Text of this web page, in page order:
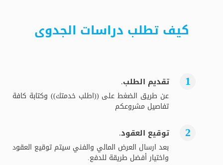
كيف تطلب دراسات الجدوى
تقديم الطلب.
عن طريق الضغط على ((اطلب خدمتك)) وكتابة كافة
تفاصيل مشروعكم
توقيع العقود.
بعد ارسال العرض المالي والفني سيتم توقيع العقود
واختيار أفضل طريقة للدفع.